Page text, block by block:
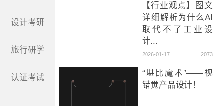
设计考研
旅行研学
认证考试
【行业观点】图文
详细解析为什么AI
取代不了工业设
计...
2026-01-17 2073
“堪比魔术”——视
错觉产品设计！